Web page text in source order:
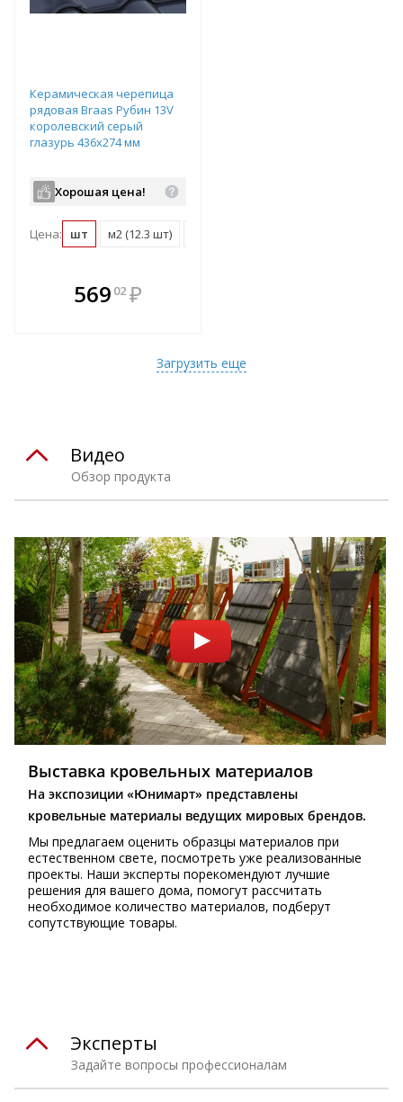
Керамическая черепица
рядовая Braas Рубин 13V
королевский серый
глазурь 436х274 мм
Хорошая цена!
Цена: шт м2 (12.3 шт)
569 02 ₽
Загрузить еще
Обзор продукта
Видео
Выставка кровельных материалов
На экспозиции «Юнимарт» представлены
кровельные материалы ведущих мировых брендов.
Мы предлагаем оценить образцы материалов при
естественном свете, посмотреть уже реализованные
проекты. Наши эксперты порекомендуют лучшие
решения для вашего дома, помогут рассчитать
необходимое количество материалов, подберут
сопутствующие товары.
Задайте вопросы профессионалам
Эксперты